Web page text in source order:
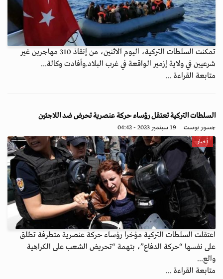
تمكنت السلطات التركية، اليوم الاثنين، من إنقاذ 310 مهاجرين غير
شرعيين في ولاية إزمير الواقعة في غرب البلاد.وأفادت وكالة...
متابعة القراءة ...
السلطات التركية تعتقل رؤساء حركة عنصرية تحرض ضد اللاجئين
جسور بوست 19 سبتمبر 2023 - 04:42
أخبار
اعتقلت السلطات التركية مؤخرا رؤساء حركة عنصرية متطرفة تطلق
على نفسها “حركة الدفاع”، بتهمة “تحريض الشعب على الكراهية
والع...
متابعة القراءة ...